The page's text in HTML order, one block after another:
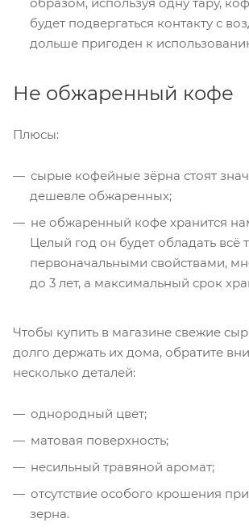
будет подвергаться контакту с
дольше пригоден к
Не обжаренный кофе
Плюсы:
сырые кофейные зёрна стоят
дешевле обжаренных;
не обжаренный кофе хранится
Целый год он будет обладать всё
первоначальными свойствами,
до 3 лет, а максимальный срок
Чтобы купить в магазине свежие
долго держать их дома, обратите
несколько деталей:
однородный цвет;
матовая поверхность;
несильный травяной аромат;
отсутствие особого крошения
зерна.